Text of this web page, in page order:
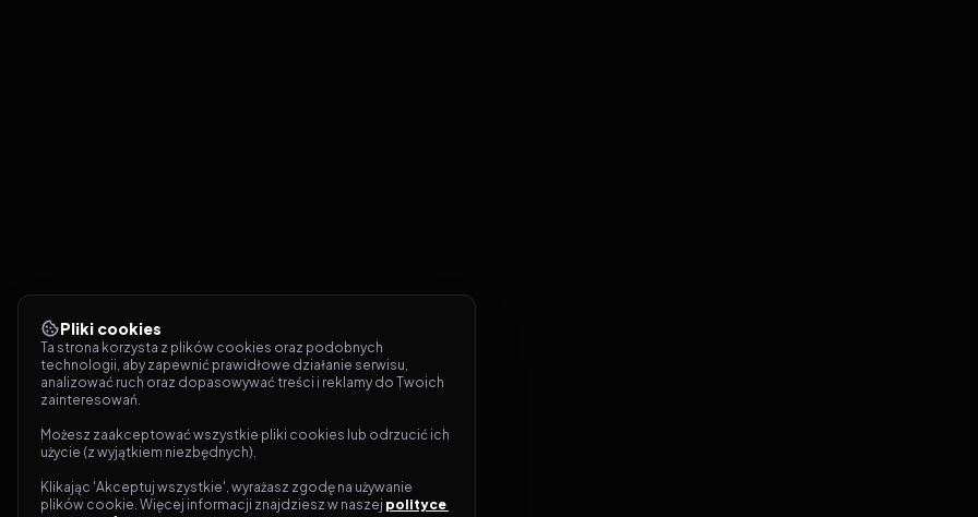
Pliki cookies
Ta strona korzysta z plików cookies oraz podobnych
technologii, aby zapewnić prawidłowe działanie serwisu,
analizować ruch oraz dopasowywać treści i reklamy do Twoich
zainteresowań.
Możesz zaakceptować wszystkie pliki cookies lub odrzucić ich
użycie (z wyjątkiem niezbędnych).
Klikając 'Akceptuj wszystkie', wyrażasz zgodę na używanie
plików cookie. Więcej informacji znajdziesz w naszej polityce